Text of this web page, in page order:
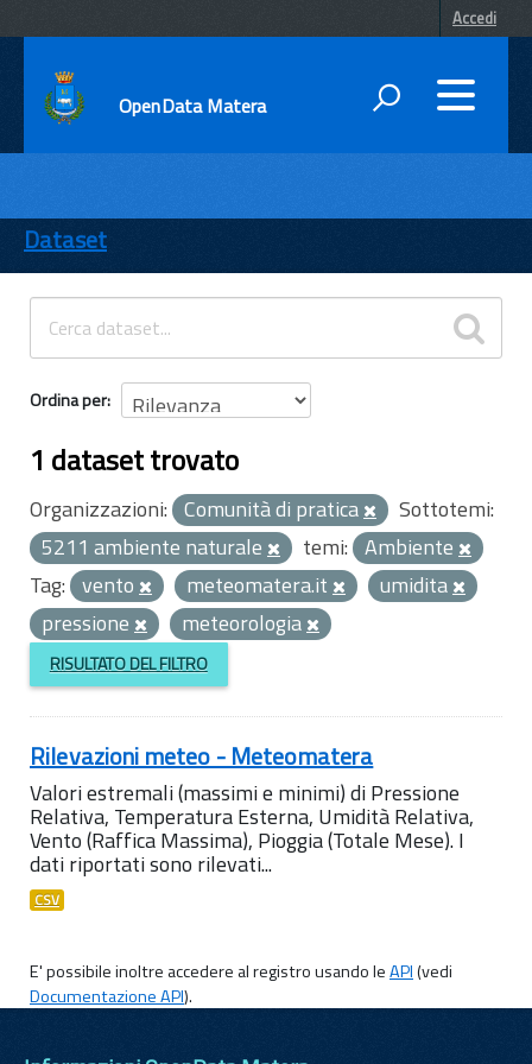
Accedi
OpenData Matera
ENTI
TEMI
INFORMAZIONI
Dataset
Ordina per
1 dataset trovato
Organizzazioni: Comunità di pratica
Sottotemi:
5211 ambiente naturale
temi: Ambiente
Tag: vento meteomatera.it
umidita
pressione
meteorologia
RISULTATO DEL FILTRO
Rilevazioni meteo - Meteomatera
Valori estremali (massimi e minimi) di Pressione
Relativa, Temperatura Esterna, Umidità Relativa,
Vento (Raffica Massima), Pioggia (Totale Mese). I
dati riportati sono rilevati...
CSV
E' possibile inoltre accedere al registro usando leAPI(vedi
Documentazione API).